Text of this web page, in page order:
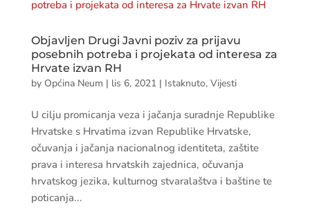
Objavljen Drugi Javni poziv za prijavu
posebnih potreba i projekata od interesa za
Hrvate izvan RH
by Općina Neum | lis 6, 2021| Istaknuto, Vijesti
U cilju promicanja veza i jačanja suradnje Republike
Hrvatske s Hrvatima izvan Republike Hrvatske,
očuvanja i jačanja nacionalnog identiteta, zaštite
prava i interesa hrvatskih zajednica, očuvanja
hrvatskog jezika, kulturnog stvaralaštva i baštine te
poticanja...